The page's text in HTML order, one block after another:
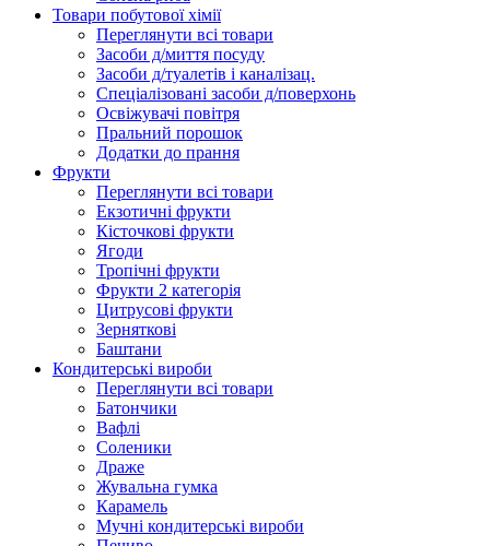
Товари побутової хімії
Переглянути всі товари
Засоби д/миття посуду
Засоби д/туалетів і каналізац.
Спеціалізовані засоби д/поверхонь
Освіжувачі повітря
Пральний порошок
Додатки до прання
Фрукти
Переглянути всі товари
Екзoтичні фрукти
Кісточкові фрукти
Ягоди
Тропічні фрукти
Фрукти 2 категорія
Цитрусові фрукти
Зерняткові
Баштани
Кондитерські вироби
Переглянути всі товари
Батончики
Вафлі
Соленики
Драже
Жувальнa гумка
Карамель
Мучні кондитерські вироби